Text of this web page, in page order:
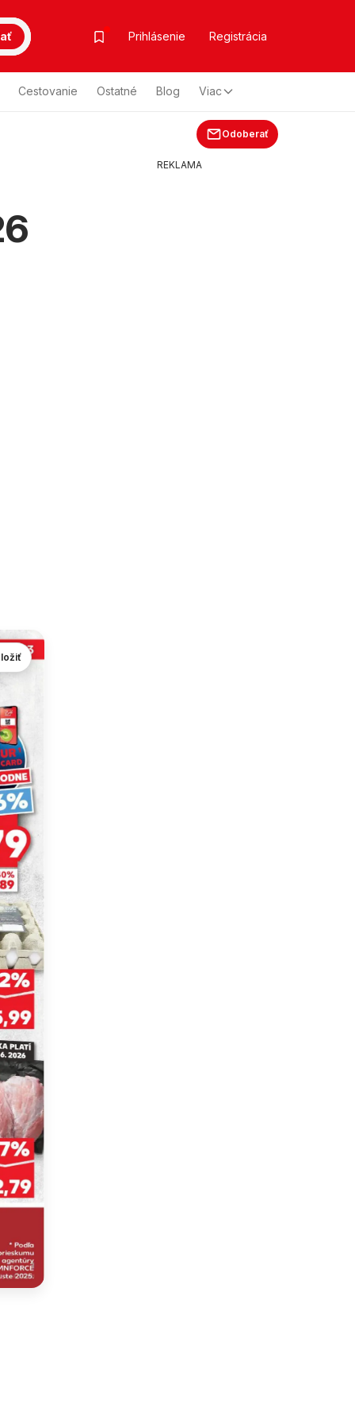
Prihlásenie Registrácia
Cestovanie Ostatné Blog Viac
Odoberať
REKLAMA